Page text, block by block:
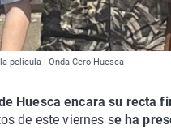
película | Onda Cero Huesca
Huesca encara su recta
de este viernes se ha